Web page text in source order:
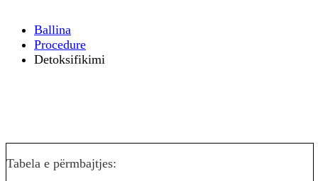
Ballina
Procedure
Detoksifikimi
Tabela e përmbajtjes: